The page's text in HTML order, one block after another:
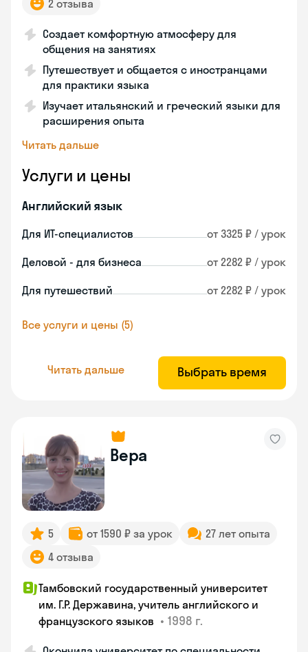
2 отзыва
Создает комфортную атмосферу для
общения на занятиях
Путешествует и общается с иностранцами
для практики языка
Изучает итальянский и греческий языки для
расширения опыта
Читать дальше
Услуги и цены
Английский язык
Для ИТ-специалистов от 3325 ₽ / урок
Деловой - для бизнеса от 2282 ₽ / урок
Для путешествий от 2282 ₽ / урок
Все услуги и цены (5)
Читать дальше Выбрать время
Вера
5 от 1590 ₽ за урок
27 лет опыта
4 отзыва
Тамбовский государственный университет
им. Г.Р. Державина, учитель английского и
французского языков • 1998 г.